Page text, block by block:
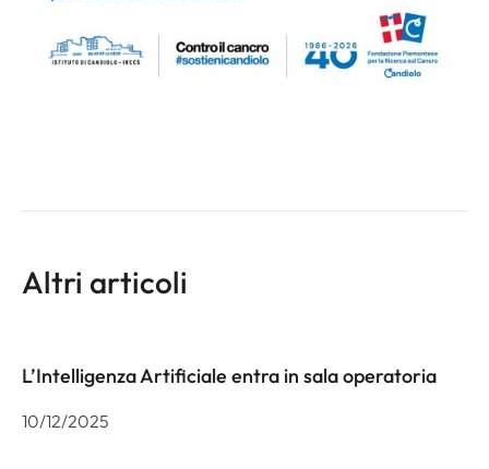
Altri articoli
L’Intelligenza Artificiale entra in sala operatoria
10/12/2025